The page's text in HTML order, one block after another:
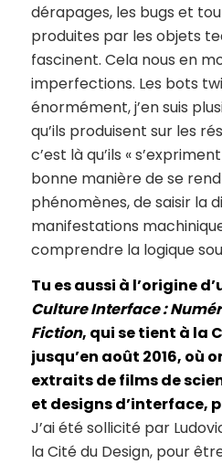
dérapages, les bugs et
produites par les objets
fascinent. Cela nous en
imperfections. Les bots
énormément, j’en suis
qu’ils produisent sur les
c’est là qu’ils «
bonne manière de se
phénomènes, de saisir la
manifestations
comprendre la logique
Tu es aussi à l’origine
Culture Interface :
Fiction, qui se tient à la
jusqu’en août 2016, où
extraits de films de
et designs d’interface,
J’ai été sollicité par
la Cité du Design, pour